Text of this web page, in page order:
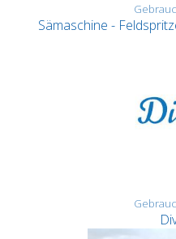
Sämaschine -